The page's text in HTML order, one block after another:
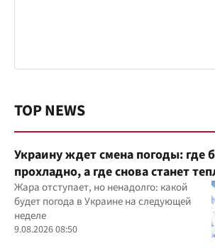
TOP NEWS
Украину ждет смена погоды: где
прохладно, а где снова станет
Жара отступает, но ненадолго: какой
будет погода в Украине на следующей
неделе
9.08.2026 08:50